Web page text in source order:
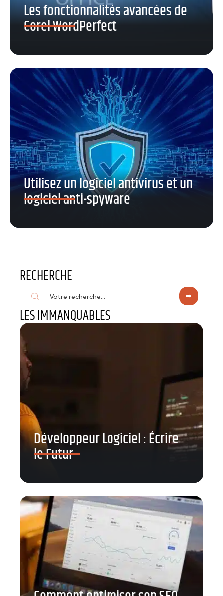
Les fonctionnalités avancées de
Corel WordPerfect
Utilisez un logiciel antivirus et un
logiciel anti-spyware
RECHERCHE
LES IMMANQUABLES
Développeur Logiciel : Écrire
le Futur